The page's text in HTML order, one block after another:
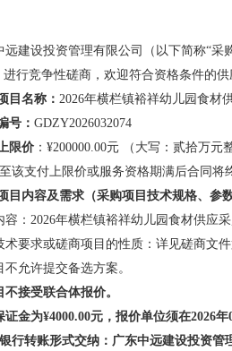
远建设投资管理有限公司 （以下简称“采
进行竞争性磋商，欢迎符合资格条件的供
目名称： 2026年横栏镇裕祥幼儿园食材
号： GDZY2026032074
限价 ：¥200000.00元 （大写： 贰拾万元
该支付上限价或服务资格期满后合同将
目内容及需求（采购项目技术规格、参
容：2026年横栏镇裕祥幼儿园食材供应采
术要求或磋商项目的性质：详见磋商文
不允许提交备选方案。
不接受联合体报价。
证金为¥4000.00元，报价单位须在2026年
行转账形式交纳：广东中远建设投资